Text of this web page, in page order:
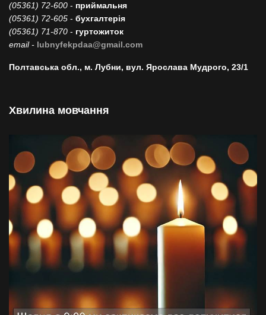
(05361) 72-600 - приймальня
(05361) 72-605 - бухгалтерія
(05361) 71-870 - гуртожиток
email - lubnyfekpdaa@gmail.com
Полтавська обл., м. Лубни, вул. Ярослава Мудрого, 23/1
Хвилина мовчання